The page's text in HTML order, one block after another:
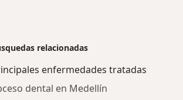
relacionadas
enfermedades tratadas
dental en Medellín